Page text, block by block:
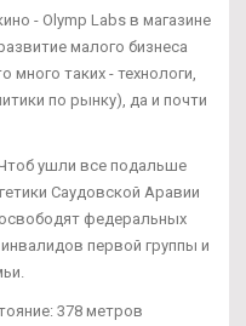
- Olymp Labs в магазине
малого бизнеса
много таких - технологи,
по рынку), да и почти
ушли все подальше
Саудовской Аравии
федеральных
первой группы и
378 метров